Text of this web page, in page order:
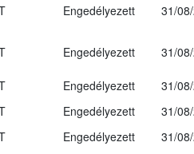
Engedélyezett 31/
Engedélyezett
31/
Engedélyezett
31/
Engedélyezett
31/
Engedélyezett 31/